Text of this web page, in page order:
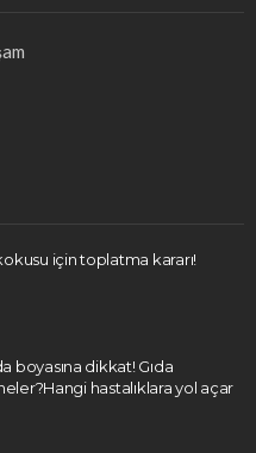
için toplatma kararı!
boyasına dikkat! Gıda
neler?Hangi hastalıklara yol açar